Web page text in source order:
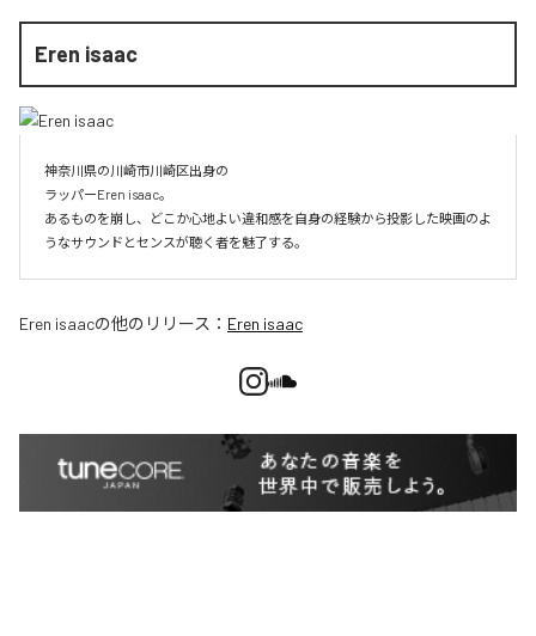
Eren isaac
神奈川県の川崎市川崎区出身の
ラッパーEren isaac。
あるものを崩し、どこか心地よい違和感を自身の経験から投影した映画のよ
うなサウンドとセンスが聴く者を魅了する。
Eren isaacの他のリリース： Eren isaac